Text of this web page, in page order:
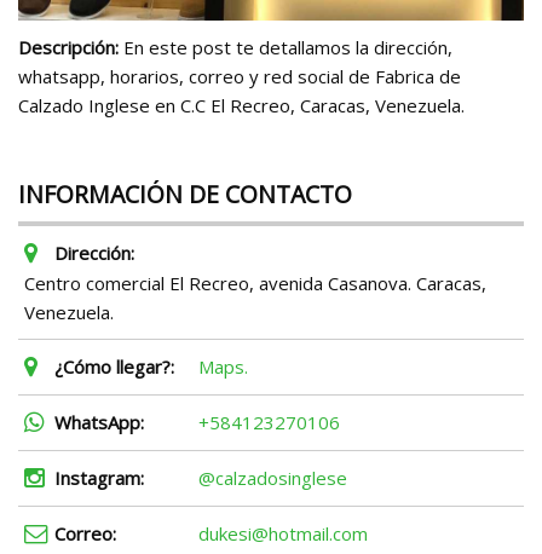
Descripción: En este post te detallamos la dirección,
whatsapp, horarios, correo y red social de Fabrica de
Calzado Inglese en C.C El Recreo, Caracas, Venezuela.
INFORMACIÓN DE CONTACTO
Dirección:
Centro comercial El Recreo, avenida Casanova. Caracas,
Venezuela.
¿Cómo llegar?: Maps.
WhatsApp: +584123270106
Instagram: @calzadosinglese
Correo: dukesi@hotmail.com